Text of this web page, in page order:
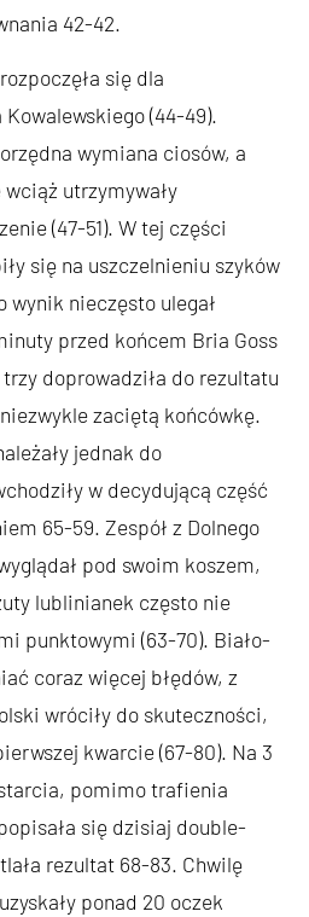
42-42.
się dla
(44-49).
wymiana ciosów, a
utrzymywały
(47-51). W tej części
się na uszczelnieniu szyków
wynik nieczęsto ulegał
przed końcem Bria Goss
doprowadziła do rezultatu
zaciętą końcówkę.
jednak do
w decydującą część
65-59. Zespół z Dolnego
pod swoim koszem,
lublinianek często nie
punktowymi (63-70). Biało-
coraz więcej błędów, z
wróciły do skuteczności,
kwarcie (67-80). Na 3
pomimo trafienia
się dzisiaj double-
rezultat 68-83. Chwilę
ponad 20 oczek